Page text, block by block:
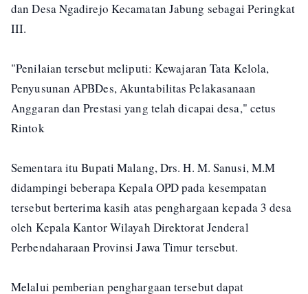
dan Desa Ngadirejo Kecamatan Jabung sebagai Peringkat
III.
"Penilaian tersebut meliputi: Kewajaran Tata Kelola,
Penyusunan APBDes, Akuntabilitas Pelakasanaan
Anggaran dan Prestasi yang telah dicapai desa," cetus
Rintok
Sementara itu Bupati Malang, Drs. H. M. Sanusi, M.M
didampingi beberapa Kepala OPD pada kesempatan
tersebut berterima kasih atas penghargaan kepada 3 desa
oleh Kepala Kantor Wilayah Direktorat Jenderal
Perbendaharaan Provinsi Jawa Timur tersebut.
Melalui pemberian penghargaan tersebut dapat